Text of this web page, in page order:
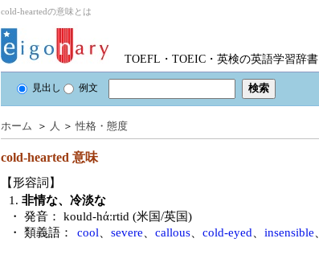
cold-heartedの意味とは
TOEFL・TOEIC・英検の英語学習辞書
見出し 例文
ホーム ＞ 人 ＞性格・態度
cold-hearted 意味
【形容詞】
1. 非情な、冷淡な
・ 発音：
kould-hάːrtid (米国/英国)
・ 類義語：
cool severe callous cold-eyed insensible